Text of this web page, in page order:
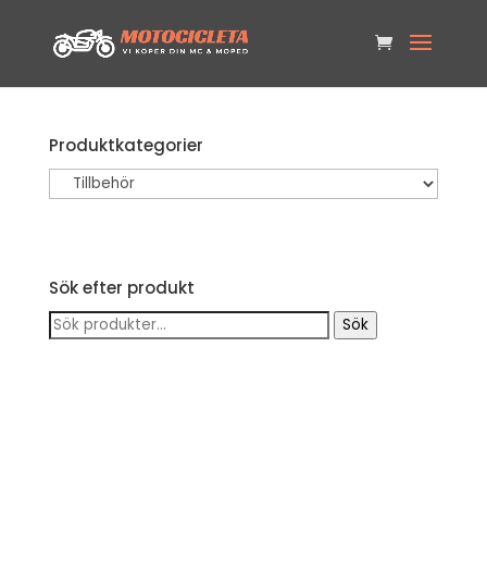
Produktkategorier
Sök efter produkt
Sök
Sök